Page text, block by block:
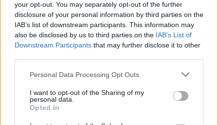
your opt-out. You may separately opt-out of the further
disclosure of your personal information by third parties on the
IAB’s list of downstream participants. This information may
also be disclosed by us to third parties on the IAB’s List of
Downstream Participants that may further disclose it to other
Please note that this website/app uses one or more Google
not limited to your visit or usage behaviour. You may click to
grant or deny consent to Google and its third-party tags to
use your data for below specified purposes in below Google
consent section.
Personal Data Processing Opt Outs
I want to opt-out of the Sharing of my
personal data.
Opted In
μόνο ακόμη ταινία, τη Μαρίνα, όπου ανέλαβε πάλι
τον πρωταγωνιστικό ρόλο. Η ταινία, σε σενάριο των
Σακελλάριου - Γιαννακόπουλου και σκηνοθεσία του
πρώτου, ήταν μια παραγωγή του κουμπάρου της
Φιλοποίμενα Φίνου και προβλήθηκε τον Μάρτιο
του 1947.